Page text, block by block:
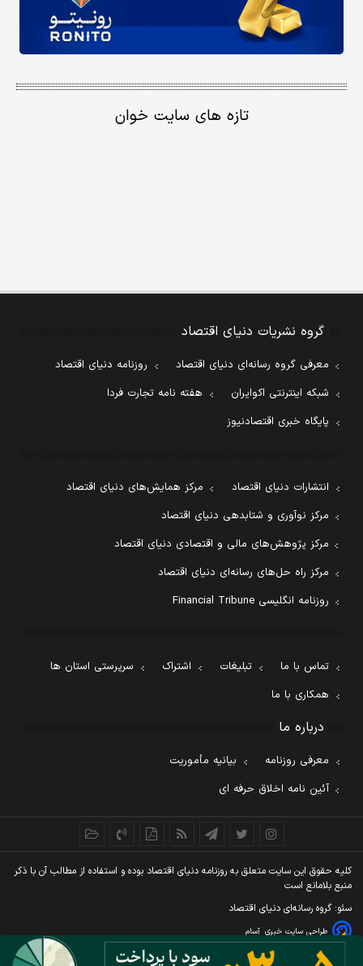
تازه های سایت خوان
گروه نشریات دنیای اقتصاد
معرفی گروه رسانه‌ای دنیای اقتصاد
روزنامه دنیای اقتصاد
شبکه اینترنتی اکوایران
هفته نامه تجارت فردا
پایگاه خبری اقتصادنیوز
انتشارات دنیای اقتصاد
مرکز همایش‌های دنیای اقتصاد
مرکز نوآوری و شتابدهی دنیای اقتصاد
مرکز پژوهش‌های مالی و اقتصادی دنیای اقتصاد
مرکز راه حل‌های رسانه‌ای دنیای اقتصاد
روزنامه انگلیسی Financial Tribune
تماس با ما تبلیغات اشتراک
سرپرستی استان ها
همکاری با ما
درباره ما
معرفی روزنامه
بیانیه مأموریت
آئین نامه اخلاق حرفه ای
کليه حقوق اين سايت متعلق به روزنامه دنيای اقتصاد بوده و استفاده از مطالب آن با ذکر
منبع بلامانع است
سئو: گروه رسانه‌ای دنیای اقتصاد
طراحی سایت خبری آسام